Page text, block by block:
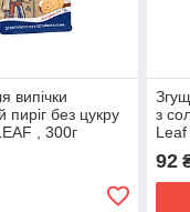
випічки
пиріг без цукру
, 300г
з
Leaf
92